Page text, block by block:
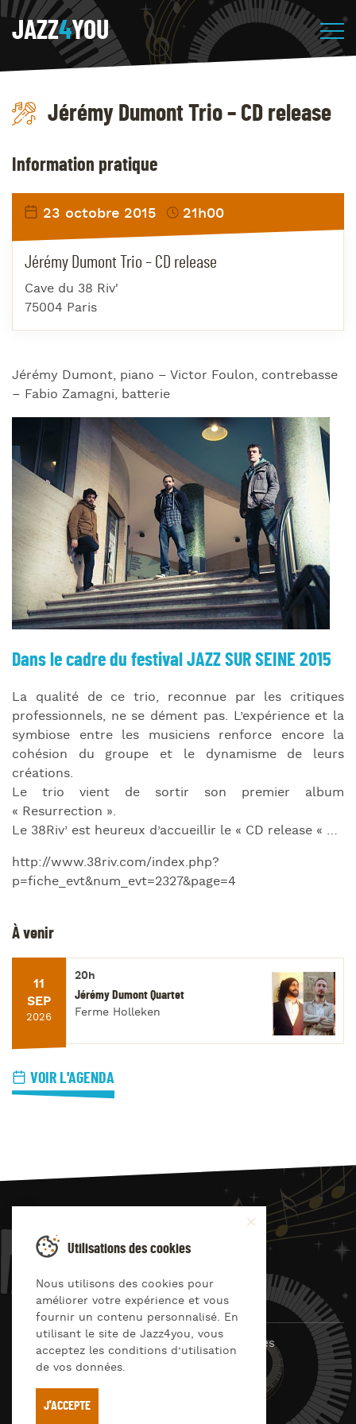
JAZZ4YOU
Jérémy Dumont Trio – CD release
Jérémy Dumont, piano – Victor Foulon, contrebasse
– Fabio Zamagni, batterie
Dans le cadre du festival JAZZ SUR SEINE 2015
La qualité de ce trio, reconnue par les critiques
professionnels, ne se dément pas. L’expérience et la
symbiose entre les musiciens renforce encore la
cohésion du groupe et le dynamisme de leurs
créations.
Le trio vient de sortir son premier album
« Resurrection ».
Le 38Riv’ est heureux d’accueillir le « CD release « …
http://www.38riv.com/index.php?
p=fiche_evt&num_evt=2327&page=4
Information pratique
23 octobre 2015 21h00
Jérémy Dumont Trio – CD release
Cave du 38 Riv'
75004 Paris
À venir
11
SEP
2026
20h
Jérémy Dumont Quartet
Ferme Holleken
VOIR L'AGENDA
JAZZ4
© Jazz4you 2019 – 2026 Tous droits réservés
Déclaration de confidentialité
RGPD & consentement
Conditions générales d’utilisation
Utilisations des cookies
Nous utilisons des cookies pour
améliorer votre expérience et vous
fournir un contenu personnalisé. En
utilisant le site de Jazz4you, vous
acceptez les conditions d’utilisation
de vos données.
J'ACCEPTE